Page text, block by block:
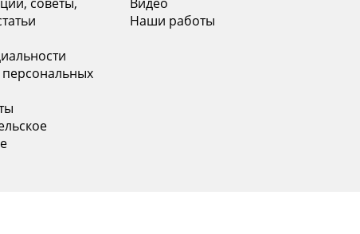
советы,
Галерея
3D туры по салонам